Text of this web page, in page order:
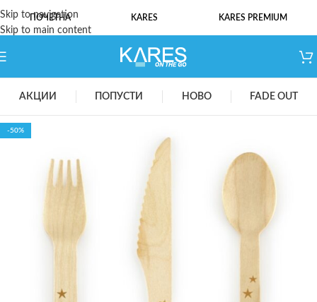
Skip to navigation
Skip to main content
ПОЧЕТНА KARES KARES PREMIUM
АКЦИИ ПОПУСТИ НОВО FADE OUT
-50%